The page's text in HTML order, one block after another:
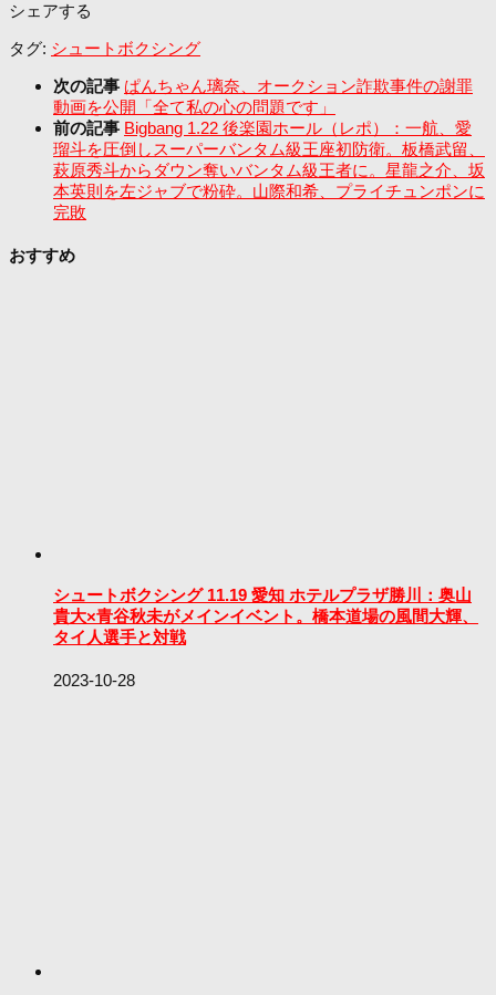
シェアする
タグ: シュートボクシング
次の記事 ぱんちゃん璃奈、オークション詐欺事件の謝罪
動画を公開「全て私の心の問題です」
前の記事 Bigbang 1.22 後楽園ホール（レポ）：一航、愛
瑠斗を圧倒しスーパーバンタム級王座初防衛。板橋武留、
萩原秀斗からダウン奪いバンタム級王者に。星龍之介、坂
本英則を左ジャブで粉砕。山際和希、プライチュンポンに
完敗
おすすめ
シュートボクシング 11.19 愛知 ホテルプラザ勝川：奥山
貴大×青谷秋未がメインイベント。橋本道場の風間大輝、
タイ人選手と対戦
2023-10-28